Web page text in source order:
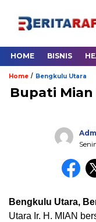
HOME BISNIS
Home / Bengkulu Utara
Bupati
Bengkulu Utara,
Utara Ir. H. MIAN